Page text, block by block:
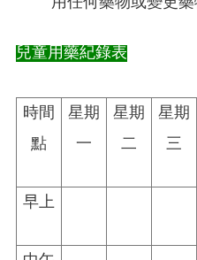
兒童用藥紀錄表
時間
點
星期
一
星期
二
星期
三
早上